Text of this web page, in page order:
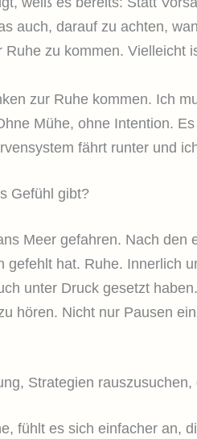
auch, darauf zu achten,
zu kommen. Vielleicht
zur Ruhe kommen. Ich
Mühe, ohne Intention.
fährt runter und
Gefühl gibt?
Meer gefahren. Nach
gefehlt hat. Ruhe. Innerlich
unter Druck gesetzt
hören. Nicht nur Pausen
Strategien
fühlt es sich einfacher an,